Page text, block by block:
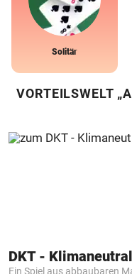
Solitär
VORTEILSWELT
Ein Spiel aus abbaubaren